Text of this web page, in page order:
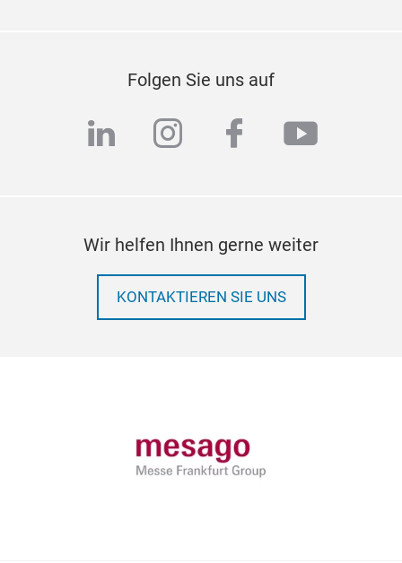
Folgen Sie uns auf
linkedininstagram
facebook
Wir helfen Ihnen gerne weiter
KONTAKTIEREN SIE UNS